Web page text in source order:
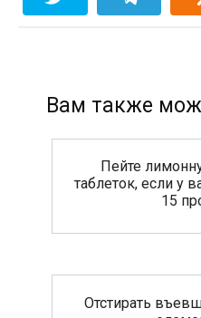
Вам также
Пейте
таблеток, если у
15
Отстирать